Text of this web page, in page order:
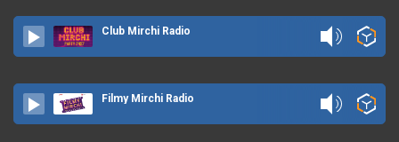
Club Mirchi Radio
Filmy Mirchi Radio